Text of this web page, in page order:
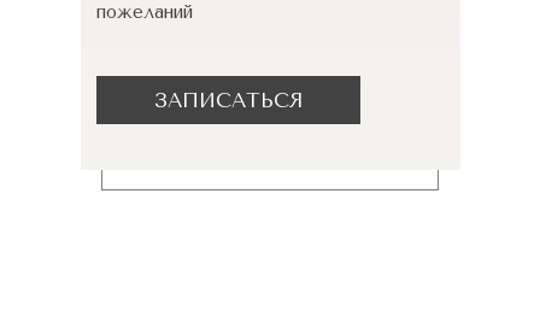
пожеланий
ЗАПИСАТЬСЯ